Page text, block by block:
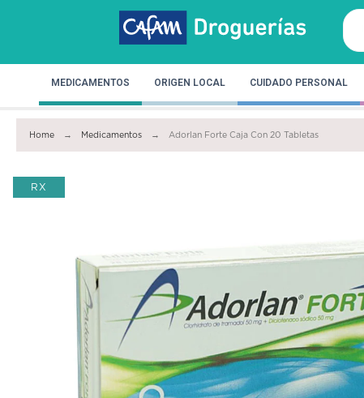
MEDICAMENTOS ORIGEN LOCAL CUIDADO PERSONAL
Home Medicamentos Adorlan Forte Caja Con 20 Tabletas
RX